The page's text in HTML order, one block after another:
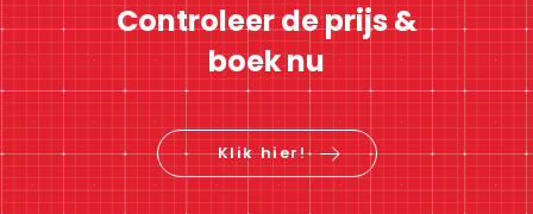
Controleer de prijs &
boek nu
Klik hier!